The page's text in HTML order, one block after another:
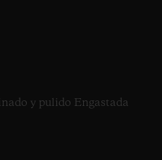
y pulido Engastada